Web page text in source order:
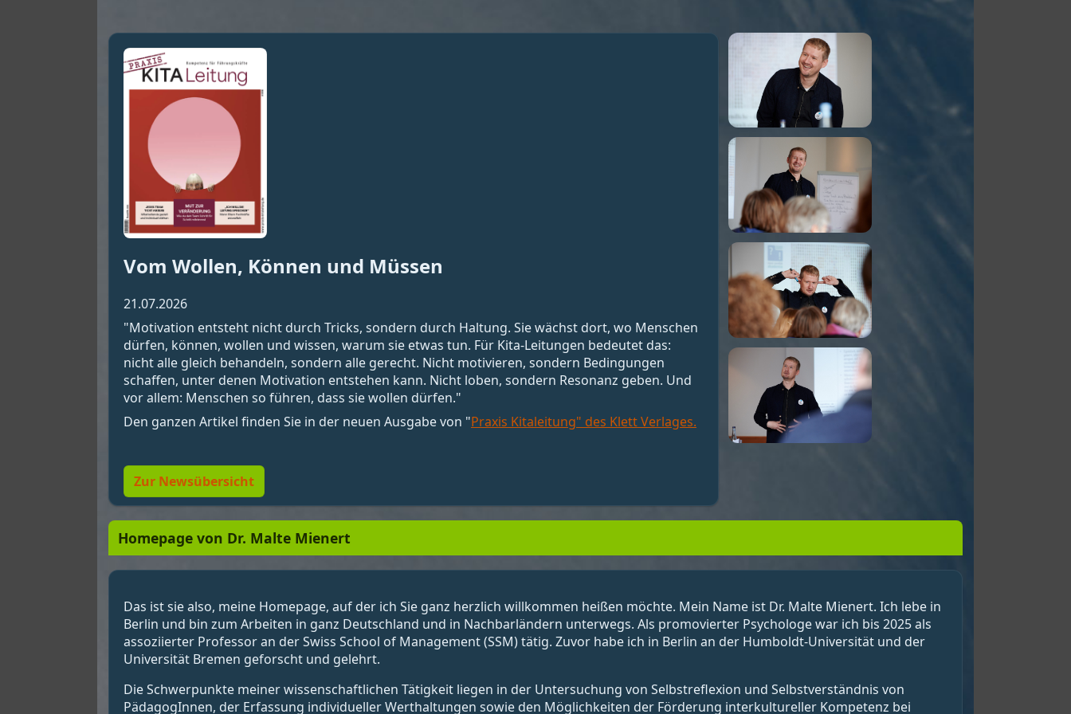
Vom Wollen, Können und Müssen
21.07.2026
"Motivation entsteht nicht durch Tricks, sondern durch Haltung. Sie wächst dort, wo Menschen
dürfen, können, wollen und wissen, warum sie etwas tun. Für Kita-Leitungen bedeutet das:
nicht alle gleich behandeln, sondern alle gerecht. Nicht motivieren, sondern Bedingungen
schaffen, unter denen Motivation entstehen kann. Nicht loben, sondern Resonanz geben. Und
vor allem: Menschen so führen, dass sie wollen dürfen."
Den ganzen Artikel finden Sie in der neuen Ausgabe von "Praxis Kitaleitung" des Klett Verlages.
Zur Newsübersicht
Homepage von Dr. Malte Mienert
Das ist sie also, meine Homepage, auf der ich Sie ganz herzlich willkommen heißen möchte. Mein Name ist Dr. Malte Mienert. Ich lebe in
Berlin und bin zum Arbeiten in ganz Deutschland und in Nachbarländern unterwegs. Als promovierter Psychologe war ich bis 2025 als
assoziierter Professor an der Swiss School of Management (SSM) tätig. Zuvor habe ich in Berlin an der Humboldt-Universität und der
Universität Bremen geforscht und gelehrt.
Die Schwerpunkte meiner wissenschaftlichen Tätigkeit liegen in der Untersuchung von Selbstreflexion und Selbstverständnis von
PädagogInnen, der Erfassung individueller Werthaltungen sowie den Möglichkeiten der Förderung interkultureller Kompetenz bei